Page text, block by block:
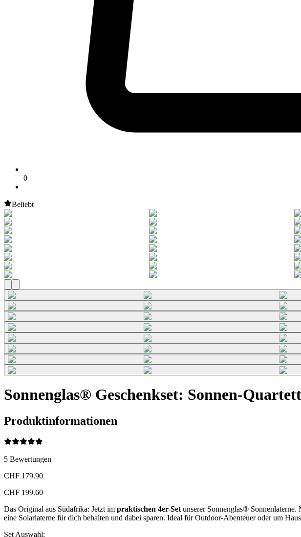
0
Beliebt
Sonnenglas® Geschenkset: Sonnen-Quartett
Produktinformationen
5 Bewertungen
CHF 179.90
CHF 199.60
Das Original aus Südafrika: Jetzt im praktischen 4er-Set unserer Sonnenglas®
eine Solarlaterne für dich behalten und dabei sparen. Ideal für Outdoor-Abenteuer oder um
Set Auswahl: